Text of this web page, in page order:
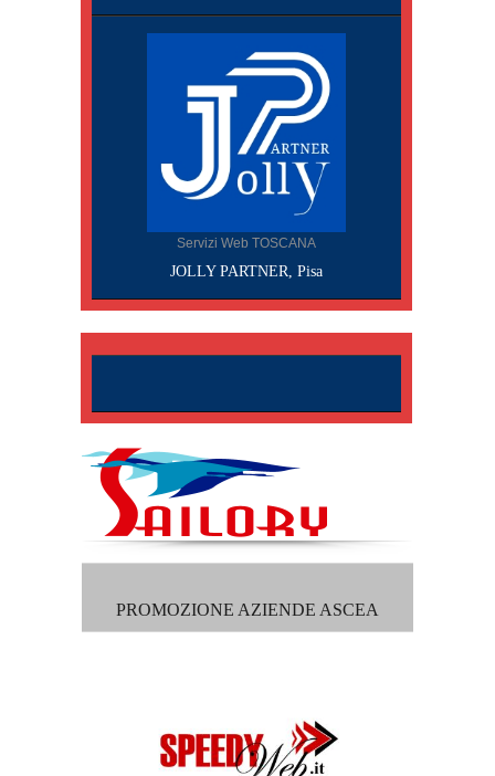
Servizi Web TOSCANA
JOLLY PARTNER, Pisa
PROMOZIONE AZIENDE ASCEA